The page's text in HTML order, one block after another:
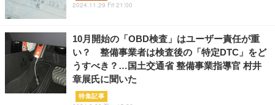
2024.11.29 Fri 21:00
10月開始の「OBD検査」はユーザー責任が重
い？ 整備事業者は検査後の「特定DTC」をど
うすべき？…国土交通省 整備事業指導官 村井
章展氏に聞いた
特集記事